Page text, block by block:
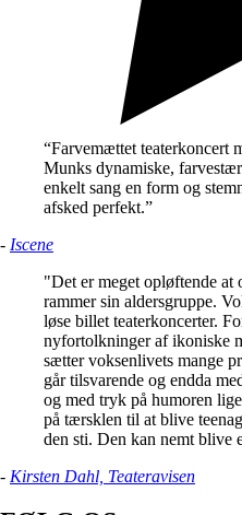
“Farvemættet teaterkoncert
Munks dynamiske,
enkelt sang en form og
afsked perfekt.”
- Iscene
"Det er meget opløftende at
rammer sin aldersgruppe.
løse billet teaterkoncerter.
nyfortolkninger af ikoniske
sætter voksenlivets mange
går tilsvarende og endda
og med tryk på humoren
på tærsklen til at blive
den sti. Den kan nemt blive
- Kirsten Dahl, Teateravisen